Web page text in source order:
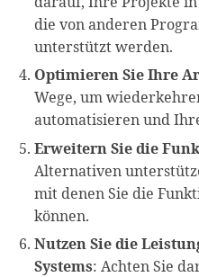
die von anderen
unterstützt werden.
Optimieren Sie Ihre
Wege, um
automatisieren und
Erweitern Sie die
Alternativen
mit denen Sie die
können.
Nutzen Sie die
Systems: Achten Sie